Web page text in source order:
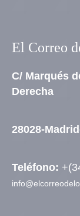
El Correo
C/ Marqués
Derecha
28028-
Teléfono: